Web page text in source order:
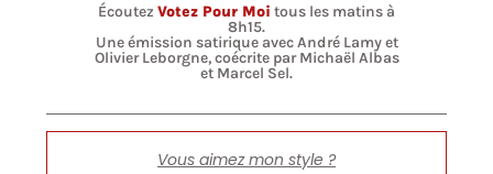
Écoutez Votez Pour Moi tous les matins à
8h15.
Une émission satirique avec André Lamy et
Olivier Leborgne, coécrite par Michaël Albas
et Marcel Sel.
Vous aimez mon style ?